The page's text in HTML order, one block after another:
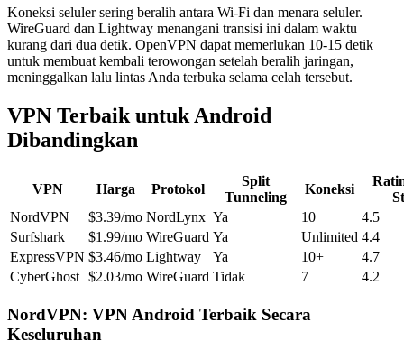
Koneksi seluler sering beralih antara Wi-Fi dan menara seluler.
WireGuard dan Lightway menangani transisi ini dalam waktu
kurang dari dua detik. OpenVPN dapat memerlukan 10-15 detik
untuk membuat kembali terowongan setelah beralih jaringan,
meninggalkan lalu lintas Anda terbuka selama celah tersebut.
VPN Terbaik untuk Android
Dibandingkan
VPN Harga Protokol
Split
Tunneling
Koneksi
NordVPN
$3.39/mo NordLynx Ya 10
4.5
Surfshark
$1.99/mo WireGuard Ya Unlimited 4.4
ExpressVPN $3.46/mo Lightway Ya 10+
4.7
CyberGhost $2.03/mo WireGuard Tidak 7 4.2
NordVPN: VPN Android Terbaik Secara
Keseluruhan